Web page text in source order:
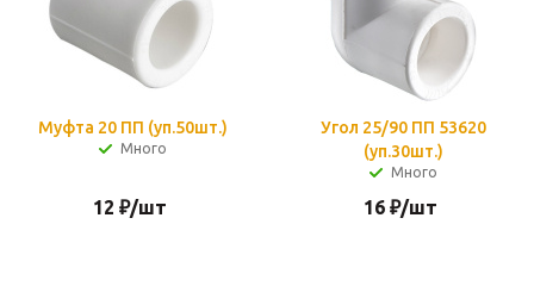
Муфта 20 ПП (уп.50шт.)
Много
12 ₽/шт
Угол 25/90 ПП 53620
(уп.30шт.)
Много
16 ₽/шт